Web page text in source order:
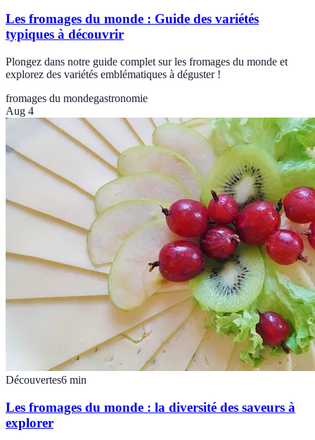
Les fromages du monde : Guide des variétés
typiques à découvrir
Plongez dans notre guide complet sur les fromages du monde et
explorez des variétés emblématiques à déguster !
fromages du mondegastronomie
Aug 4
Découvertes6 min
Les fromages du monde : la diversité des saveurs à
explorer